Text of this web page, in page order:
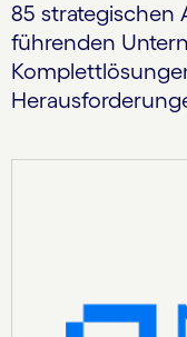
85 strategischen
führenden